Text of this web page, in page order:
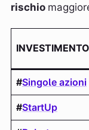
rischio
INVESTIMENTO
#Singole azioni
#StartUp